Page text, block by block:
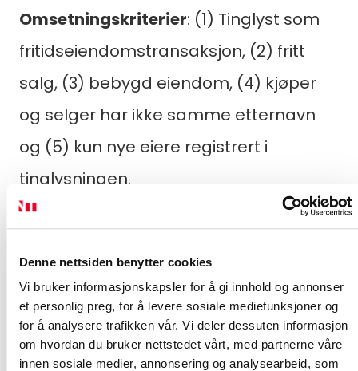
Denne nettsiden benytter cookies
Vi bruker informasjonskapsler for å gi innhold og annonser
et personlig preg, for å levere sosiale mediefunksjoner og
for å analysere trafikken vår. Vi deler dessuten informasjon
om hvordan du bruker nettstedet vårt, med partnerne våre
innen sosiale medier, annonsering og analysearbeid, som
Omsetningskriterier: (1) Tinglyst som
fritidseiendomstransaksjon, (2) fritt
salg, (3) bebygd eiendom, (4) kjøper
og selger har ikke samme etternavn
og (5) kun nye eiere registrert i
tinglysningen.
Statistikken inkluderer både
fritidsboligleiligheter – og både brukte
og nye tinglyste fritidsboliger.
Alle statistikker og grafer er hentet fra
Agnete
HovdenAndreas
BrandBetina